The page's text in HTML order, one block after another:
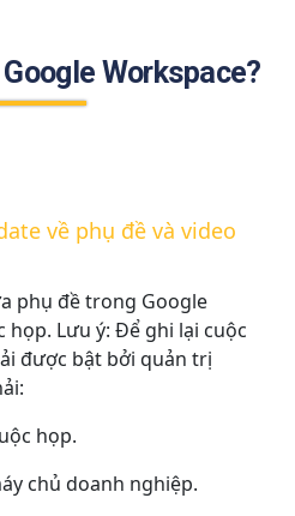
Workspace?
về phụ đề và video
phụ đề trong Google
họp. Lưu ý: Để ghi lại cuộc
được bật bởi quản trị
họp.
chủ doanh nghiệp.